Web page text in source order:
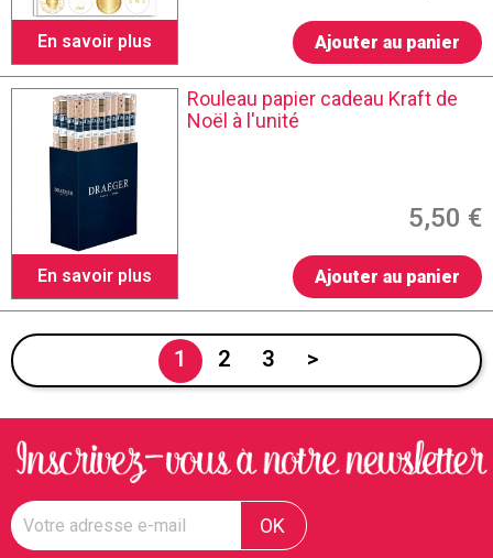
En savoir plus Ajouter au panier
En savoir plus
Rouleau papier cadeau Kraft de
Noël à l'unité
5,50 €
Ajouter au panier
1 2 3 >